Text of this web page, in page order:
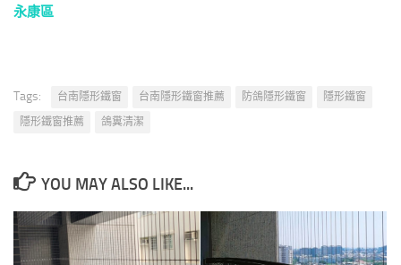
永康區
Tags: 台南隱形鐵窗 台南隱形鐵窗推薦 防鴿隱形鐵窗
隱形鐵窗
隱形鐵窗推薦
鴿糞清潔
YOU MAY ALSO LIKE...